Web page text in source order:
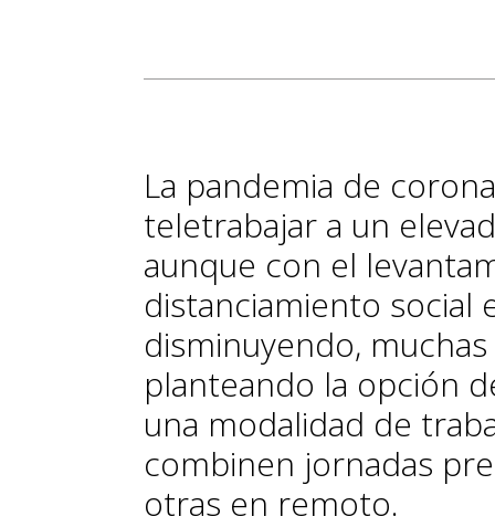
La pandemia de
teletrabajar a un
aunque con el
distanciamiento social
disminuyendo,
planteando la opción
una modalidad de
combinen jornadas
otras en remoto.